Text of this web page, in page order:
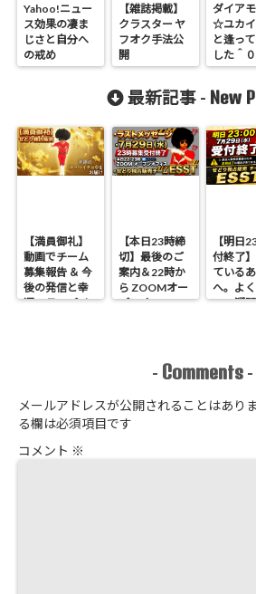
Yahoo!ニュー
ス効果の凄ま
じさと自分へ
の戒め
【雑誌掲載】
クラスター ヤ
フオク手法公
開
ダイア
☆ユカ
と逢っ
した＾
最新記事 - New
【満員御礼】
動画でチーム
募集報告 ＆ 今
後の発信と幸
運のラッパイ
【本日23時締
切】最後のご
案内＆22時か
ら ZOOMオー
プンオフィス
【明日
付終了
ている
へ。よ
つの疑
- Comments -
メールアドレスが公開されることはありま
る欄は必須項目です
コメント ※